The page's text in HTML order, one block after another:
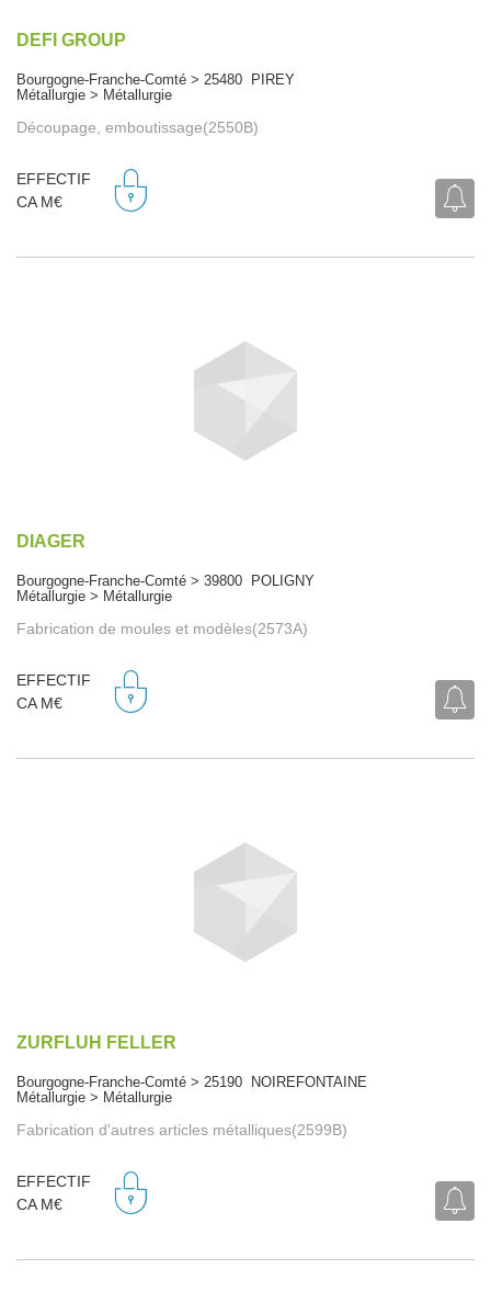
DEFI GROUP
Bourgogne-Franche-Comté > 25480 PIREY
Métallurgie > Métallurgie
Découpage, emboutissage(2550B)
EFFECTIF
CA M€
DIAGER
Bourgogne-Franche-Comté > 39800 POLIGNY
Métallurgie > Métallurgie
Fabrication de moules et modèles(2573A)
EFFECTIF
CA M€
ZURFLUH FELLER
Bourgogne-Franche-Comté > 25190 NOIREFONTAINE
Métallurgie > Métallurgie
Fabrication d'autres articles métalliques(2599B)
EFFECTIF
CA M€